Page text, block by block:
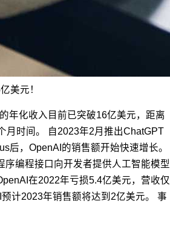
美元！
年化收入目前已突破16亿美元，距离
月时间。 自2023年2月推出ChatGPT
后，OpenAI的销售额开始快速增长。
序编程接口向开发者提供人工智能模型
在2022年亏损5.4亿美元，营收仅
计2023年销售额将达到2亿美元。 事